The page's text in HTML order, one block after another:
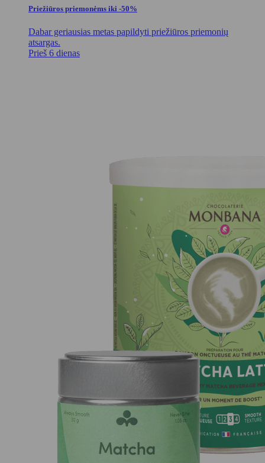
Priežiūros priemonėms iki -50%
Dabar geriausias metas papildyti priežiūros priemonių
atsargas.
Prieš 6 dienas